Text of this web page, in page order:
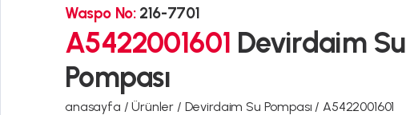
Waspo No: 216-7701
A5422001601 Devirdaim Su
Pompası
anasayfa /Ürünler / Devirdaim Su Pompası / A5422001601